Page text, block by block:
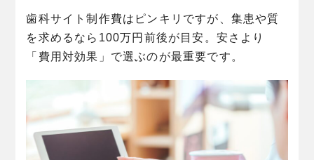
歯科サイト制作費はピンキリですが、集患や質
を求めるなら100万円前後が目安。安さより
「費用対効果」で選ぶのが最重要です。